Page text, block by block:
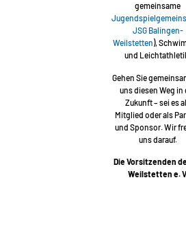
gemeinsame
JSG Balingen-
Weilstetten),
und
Gehen Sie
uns diesen Weg in
Zukunft – sei es
Mitglied oder als
und Sponsor. Wir
uns darauf.
Die Vorsitzenden
Weilstetten e.